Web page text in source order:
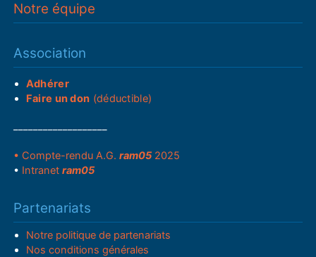
Notre équipe
Association
Adhérer
Faire un don (déductible)
• Compte-rendu A.G.ram05 2025
• Intranetram05
Partenariats
Notre politique de partenariats
Nos conditions générales